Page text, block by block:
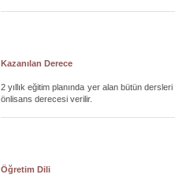
Kazanılan Derece
2 yıllık eğitim planında yer alan bütün
önlisans derecesi verilir.
Öğretim Dili